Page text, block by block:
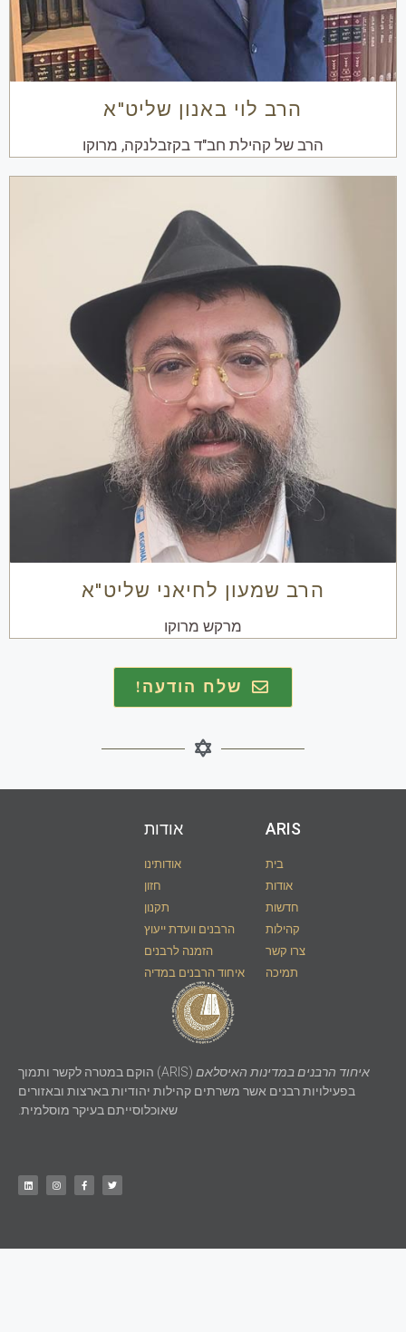
הרב לוי באנון שליט"א
הרב של קהילת חב"ד בקזבלנקה, מרוקו
הרב שמעון לחיאני שליט"א
מרקש מרוקו
שלח הודעה!
ARIS​
בית
אודות
חדשות
קהילות
צרו קשר
תמיכה
אודות
אודותינו
חזון
תקנון
הרבנים וועדת ייעוץ
הזמנה לרבנים
איחוד הרבנים במדיה
איחוד הרבנים במדינות האיסלאם
(ARIS) הוקם במטרה לקשר ותמוך
בפעילויות רבנים אשר משרתים קהילות יהודיות בארצות ובאזורים
שאוכלוסייתם בעיקר מוסלמית.